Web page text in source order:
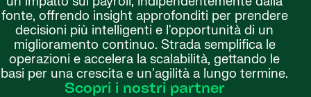
fonte, offrendo insight approfonditi per prendere
decisioni più intelligenti e l'opportunità di un
miglioramento continuo. Strada semplifica le
operazioni e accelera la scalabilità, gettando le
basi per una crescita e un'agilità a lungo termine.
Scopri i nostri partner